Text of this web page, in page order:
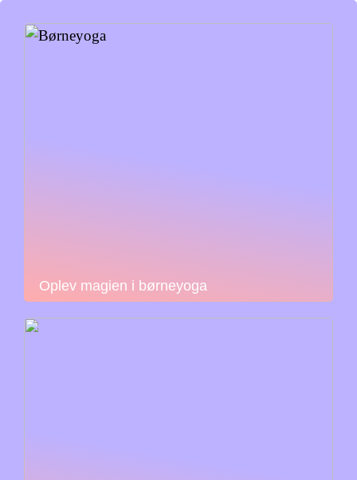
Oplev magien i børneyoga